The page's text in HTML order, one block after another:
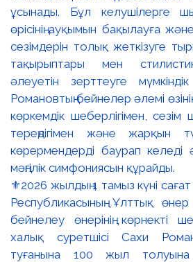
⚜️2026 жылдың 1 тамыз күні
Республикасының Ұлттық
бейнелеу өнерінің көрнекті
халық суретшісі Сахи
туғанына 100 жыл